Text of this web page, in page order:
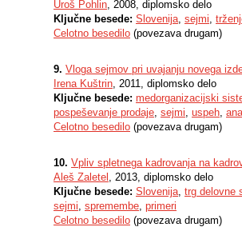
Uroš Pohlin, 2008, diplomsko delo
Ključne besede: Slovenija, sejmi,
Celotno besedilo (povezava drugam)
9. Vloga sejmov pri uvajanju novega
Irena Kuštrin, 2011, diplomsko delo
Ključne besede: medorganizacijski
pospeševanje prodaje, sejmi, uspeh,
Celotno besedilo (povezava drugam)
10. Vpliv spletnega kadrovanja na
Aleš Zaletel , 2013, diplomsko delo
Ključne besede: Slovenija, trg delovne
sejmi, spremembe, primeri
Celotno besedilo (povezava drugam)